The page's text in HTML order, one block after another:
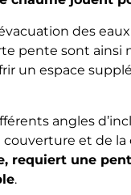
des
pente sont ainsi
un espace
angles
couverture et de
requiert une
.